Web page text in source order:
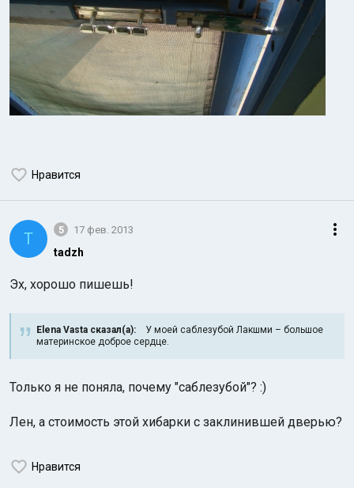
Нравится
T 5 17 фев. 2013
tadzh
Эх, хорошо пишешь!
Elena Vasta сказал(а): У моей саблезубой Лакшми – большое
материнское доброе сердце.
Только я не поняла, почему "саблезубой"? :)
Лен, а стоимость этой хибарки с заклинившей дверью?
Нравится